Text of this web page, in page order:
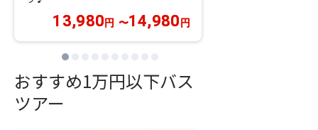
13,980 円 〜14,980 円
おすすめ1万円以下バス
ツアー